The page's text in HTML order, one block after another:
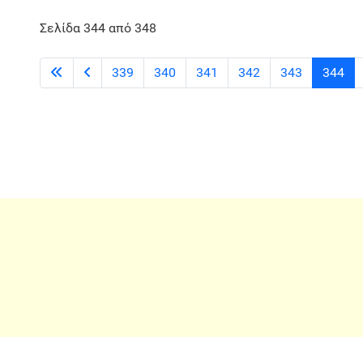
Σελίδα 344 από 348
339 340 341 342 343 344